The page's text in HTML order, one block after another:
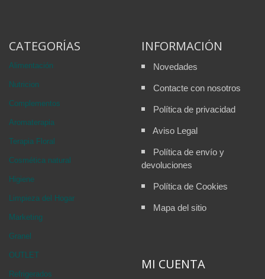
CATEGORÍAS
Alimentación
Nutricion
Complementos
Aromaterapia
Terapia Floral
Cosmética natural
Higiene
Limpieza del Hogar
Marketing
Granel
OUTLET
Refrigerados
INFORMACIÓN
Novedades
Contacte con nosotros
Política de privacidad
Aviso Legal
Política de envío y
devoluciones
Política de Cookies
Mapa del sitio
MI CUENTA